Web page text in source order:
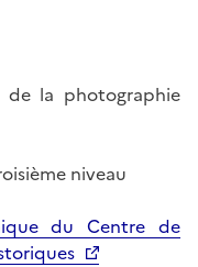
la photographie
niveau
du Centre de